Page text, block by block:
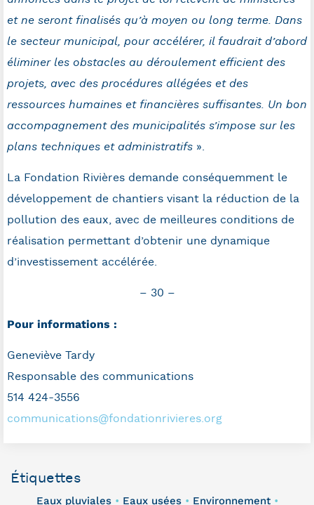
et ne seront finalisés qu’à moyen ou long terme. Dans
le secteur municipal, pour accélérer, il faudrait d’abord
éliminer les obstacles au déroulement efficient des
projets, avec des procédures allégées et des
ressources humaines et financières suffisantes. Un bon
accompagnement des municipalités s’impose sur les
plans techniques et administratifs ».
La Fondation Rivières demande conséquemment le
développement de chantiers visant la réduction de la
pollution des eaux, avec de meilleures conditions de
réalisation permettant d’obtenir une dynamique
d’investissement accélérée.
– 30 –
Pour informations :
Geneviève Tardy
Responsable des communications
514 424-3556
communications@fondationrivieres.org
Étiquettes
Eaux pluviales• Eaux usées• Environnement•